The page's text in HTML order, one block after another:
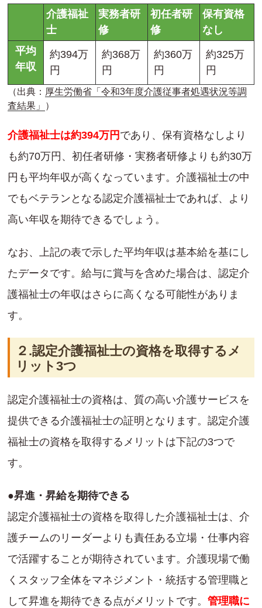
介護福祉
士
実務者研
修
初任者研
修
保有資格
なし
平均
年収
約394万
円
約368万
円
約360万
円
約325万
円
（出典： 厚生労働省「令和3年度介護従事者処遇状況等調
査結果」
）
介護福祉士は約394万円 であり、保有資格なしより
も約70万円、初任者研修・実務者研修よりも約30万
円も平均年収が高くなっています。介護福祉士の中
でもベテランとなる認定介護福祉士であれば、より
高い年収を期待できるでしょう。
なお、上記の表で示した平均年収は基本給を基にし
たデータです。給与に賞与を含めた場合は、認定介
護福祉士の年収はさらに高くなる可能性がありま
す。
２.認定介護福祉士の資格を取得するメ
リット3つ
認定介護福祉士の資格は、質の高い介護サービスを
提供できる介護福祉士の証明となります。認定介護
福祉士の資格を取得するメリットは下記の3つで
す。
●昇進・昇給を期待できる
認定介護福祉士の資格を取得した介護福祉士は、介
護チームのリーダーよりも責任ある立場・仕事内容
で活躍することが期待されています。介護現場で働
くスタッフ全体をマネジメント・統括する管理職と
して昇進を期待できる点がメリットです。 管理職に